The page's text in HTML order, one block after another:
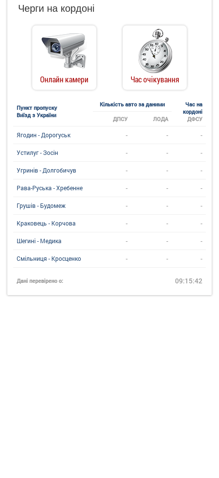
Черги на кордоні
Онлайн камери Час очікування
Пункт пропуску
Виїзд з України
Кількість авто за даними
Час на
кордоні
ДФСУ
ДПСУ ЛОДА
Ягодин - Дорогуськ - - -
Устилуг - Зосін - - -
Угринiв - Долгобичув - - -
Рава-Руська - Хребенне - - -
Грушів - Будомеж - - -
Краковець - Корчова - - -
Шегині - Медика - - -
Смільниця - Кросценко - - -
Дані перевірено о: 09:15:42